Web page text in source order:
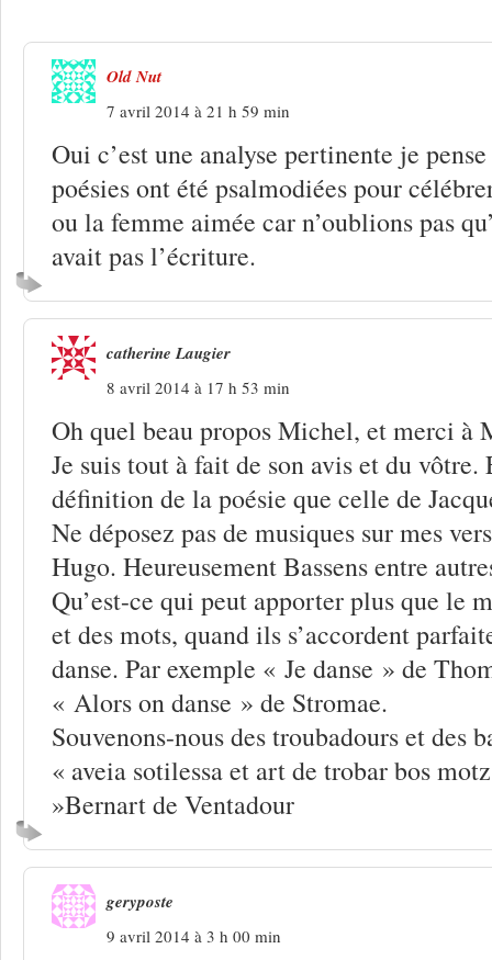
Old Nut
7 avril 2014 à 21 h 59 min
Oui c’est une analyse pertinente je
poésies ont été psalmodiées pour
ou la femme aimée car n’oublions pas
avait pas l’écriture.
catherine Laugier
8 avril 2014 à 17 h 53 min
Oh quel beau propos Michel, et merci à
Je suis tout à fait de son avis et du
définition de la poésie que celle de
Ne déposez pas de musiques sur mes
Hugo. Heureusement Bassens entre
Qu’est-ce qui peut apporter plus que le
et des mots, quand ils s’accordent
danse. Par exemple « Je danse » de
« Alors on danse » de Stromae.
Souvenons-nous des troubadours et des
« aveia sotilessa et art de trobar bos
»Bernart de Ventadour
geryposte
9 avril 2014 à 3 h 00 min